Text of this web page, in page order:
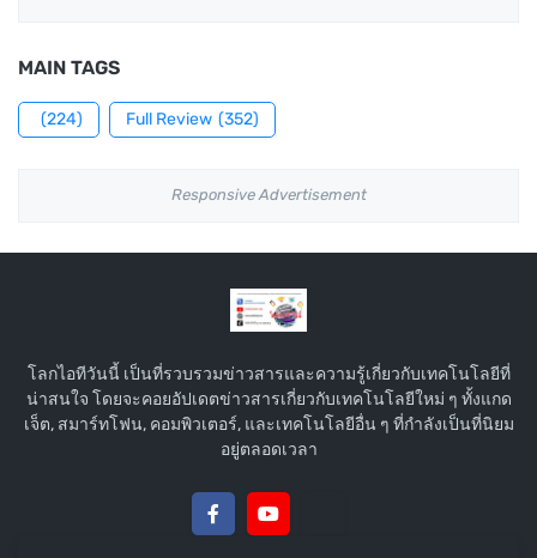
MAIN TAGS
(224) Full Review (352)
Responsive Advertisement
โลกไอทีวันนี้ เป็นที่รวบรวมข่าวสารและความรู้เกี่ยวกับเทคโนโลยีที่
น่าสนใจ โดยจะคอยอัปเดตข่าวสารเกี่ยวกับเทคโนโลยีใหม่ ๆ ทั้งแกด
เจ็ต, สมาร์ทโฟน, คอมพิวเตอร์, และเทคโนโลยีอื่น ๆ ที่กำลังเป็นที่นิยม
อยู่ตลอดเวลา